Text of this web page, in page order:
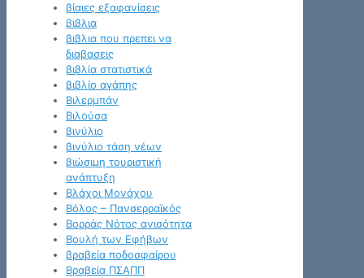
βίαιες εξαφανίσεις
βιβλια
βιβλια που πρεπει να
διαβασεις
βιβλία στατιστικά
βιβλίο αγάπης
Βιλερμπάν
Βιλούσα
βινύλιο
βινύλιο τάση νέων
βιώσιμη τουριστική
ανάπτυξη
Βλάχοι Μονάχου
Βόλος – Πανσερραϊκός
Βορράς Νότος ανισότητα
Βουλή των Εφήβων
βραβεία ποδοσφαίρου
Βραβεία ΠΣΑΠΠ